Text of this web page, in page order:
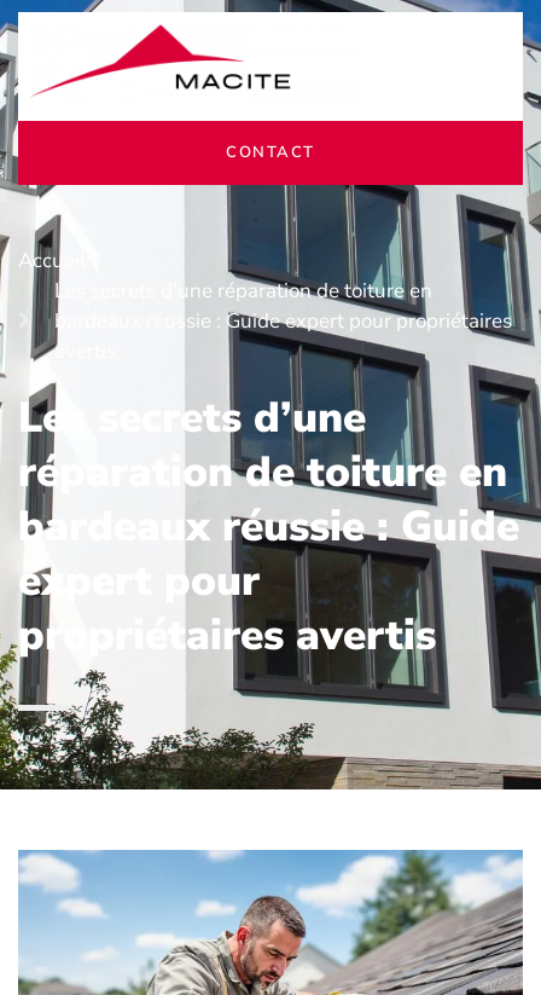
CONTACT
Accueil
Les secrets d’une réparation de toiture en
bardeaux réussie : Guide expert pour propriétaires
avertis
Les secrets d’une
réparation de toiture en
bardeaux réussie : Guide
expert pour
propriétaires avertis